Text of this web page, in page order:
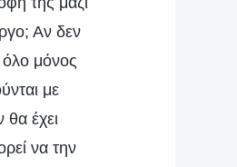
Αν δεν
όλο μόνος
με
θα έχει
να την